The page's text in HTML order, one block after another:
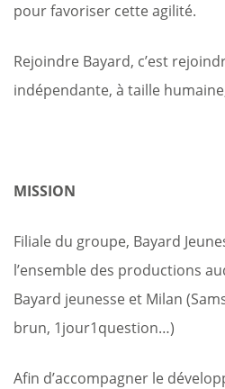
pour favoriser cette agilité.
Rejoindre Bayard, c’est
indépendante, à taille
MISSION
Filiale du groupe, Bayard
l’ensemble des productions
Bayard jeunesse et Milan
brun, 1jour1question…)
Afin d’accompagner le